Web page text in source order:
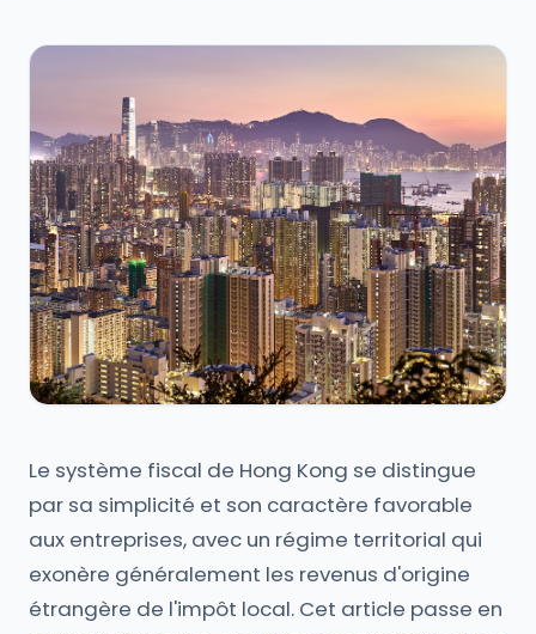
Le système fiscal de Hong Kong se distingue
par sa simplicité et son caractère favorable
aux entreprises, avec un régime territorial qui
exonère généralement les revenus d'origine
étrangère de l'impôt local. Cet article passe en